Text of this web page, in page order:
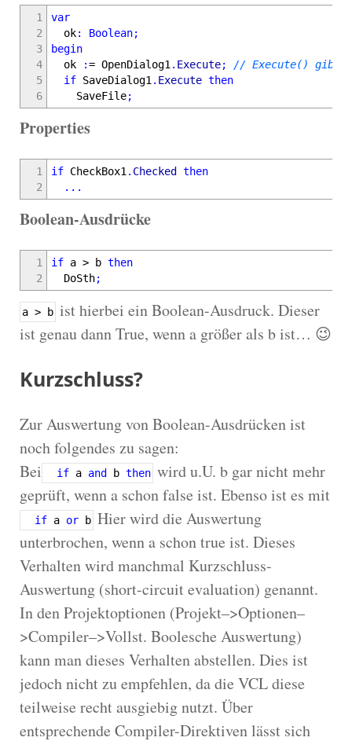
1
2
3
4
5
6
var
ok: Boolean;
begin
ok
:= OpenDialog1 . Execute;
// Execute() gibt
if SaveDialog1 . Execute then
SaveFile;
Properties
1
2
if CheckBox1 . Checked
then
...
Boolean-Ausdrücke
1
2
if a > b then
DoSth;
a > b ist hierbei ein Boolean-Ausdruck. Dieser
ist genau dann True, wenn a größer als b ist… 😉
Kurzschluss?
Zur Auswertung von Boolean-Ausdrücken ist
noch folgendes zu sagen:
Bei
if a and b then wird u.U. b gar nicht mehr
geprüft, wenn a schon false ist. Ebenso ist es mit
if a or b Hier wird die Auswertung
unterbrochen, wenn a schon true ist. Dieses
Verhalten wird manchmal Kurzschluss-
Auswertung (short-circuit evaluation) genannt.
In den Projektoptionen (Projekt–>Optionen–
>Compiler–>Vollst. Boolesche Auswertung)
kann man dieses Verhalten abstellen. Dies ist
jedoch nicht zu empfehlen, da die VCL diese
teilweise recht ausgiebig nutzt. Über
entsprechende Compiler-Direktiven lässt sich